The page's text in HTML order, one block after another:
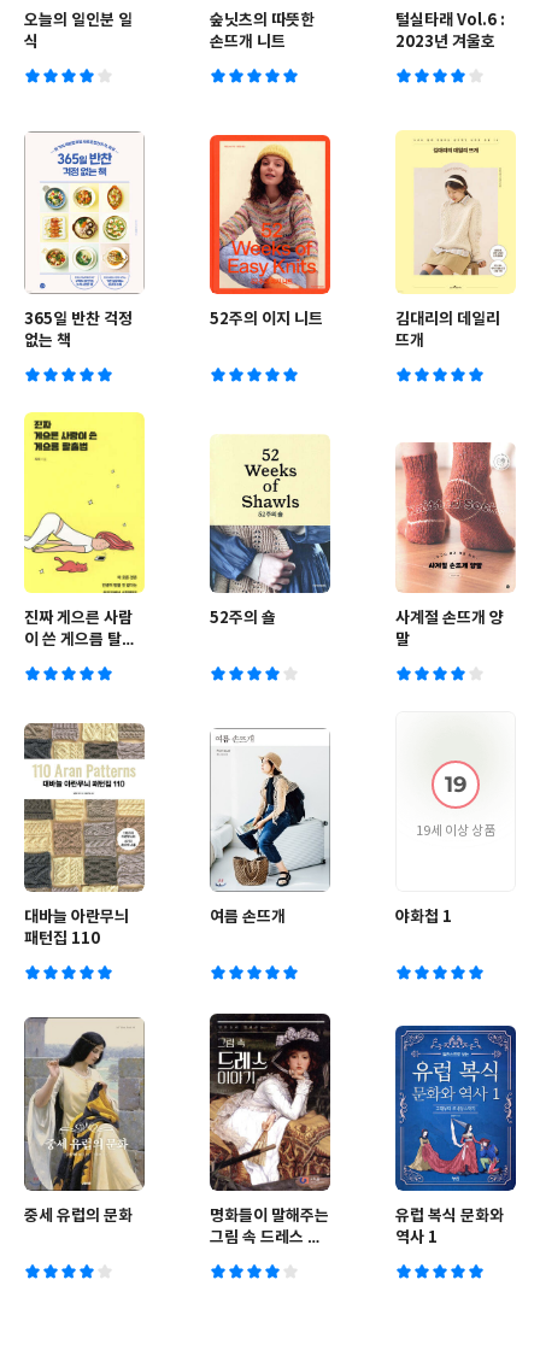
오늘의 일인분 일
식
숲닛츠의 따뜻한
손뜨개 니트
털실타래 Vol.6 :
2023년 겨울호
365일 반찬 걱정
없는 책
52주의 이지 니트
김대리의 데일리
뜨개
진짜 게으른 사람
이 쓴 게으름 탈출
52주의 숄
사계절 손뜨개 양
말
대바늘 아란무늬
패턴집 110
여름 손뜨개
19세 이상 상품
야화첩 1
중세 유럽의 문화
명화들이 말해주는
그림 속 드레스 이
유럽 복식 문화와
역사 1